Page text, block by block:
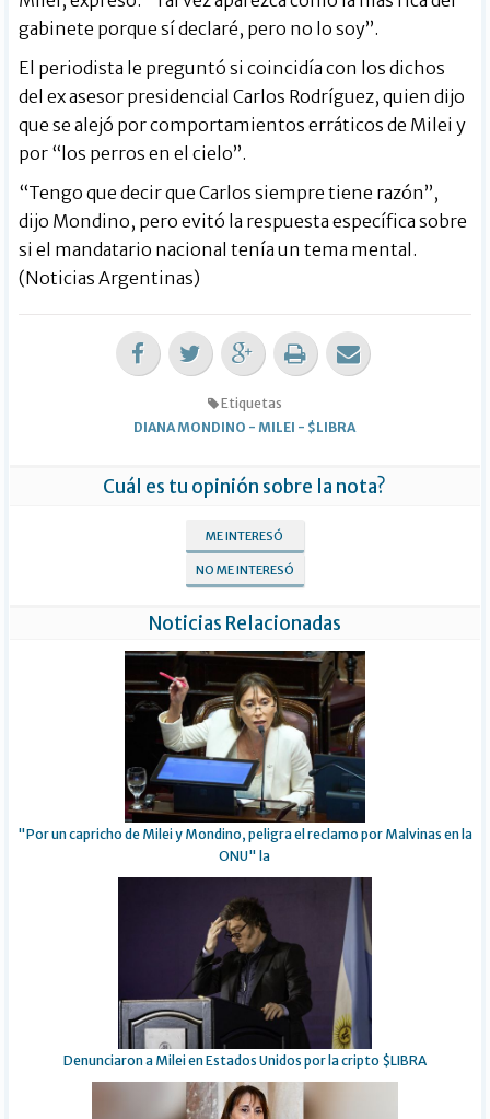
gabinete porque sí declaré, pero no lo soy”.
El periodista le preguntó si coincidía con los dichos
del ex asesor presidencial Carlos Rodríguez, quien dijo
que se alejó por comportamientos erráticos de Milei y
por “los perros en el cielo”.
“Tengo que decir que Carlos siempre tiene razón”,
dijo Mondino, pero evitó la respuesta específica sobre
si el mandatario nacional tenía un tema mental.
(Noticias Argentinas)
Etiquetas
DIANA MONDINO - MILEI - $LIBRA
Cuál es tu opinión sobre la nota?
ME INTERESÓ
NO ME INTERESÓ
Noticias Relacionadas
"Por un capricho de Milei y Mondino, peligra el reclamo por Malvinas en la
ONU" la
Denunciaron a Milei en Estados Unidos por la cripto $LIBRA